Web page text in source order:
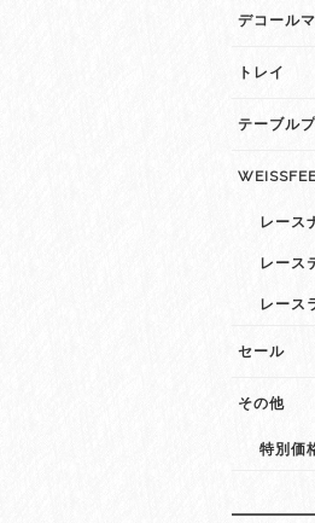
デコール
トレイ
テーブル
レース
レース
レース
セール
その他
特別価